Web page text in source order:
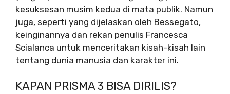
kesuksesan musim kedua di mata publik. Namun
juga, seperti yang dijelaskan oleh Bessegato,
keinginannya dan rekan penulis Francesca
Scialanca untuk menceritakan kisah-kisah lain
tentang dunia manusia dan karakter ini.
KAPAN PRISMA 3 BISA DIRILIS?